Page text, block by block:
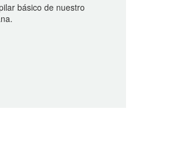
básico de nuestro